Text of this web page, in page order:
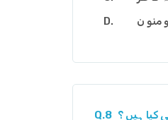
منو ن
Q.8 کیا ہیں ؟